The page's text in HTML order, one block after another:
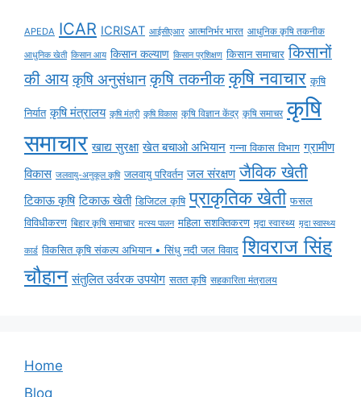
APEDA ICAR ICRISAT आईसीएआर आत्मनिर्भर भारत आधुनिक कृषि तकनीक
आधुनिक खेती किसान आय किसान कल्याण किसान प्रशिक्षण किसान समाचार किसानों
की आय कृषि अनुसंधान कृषि तकनीक कृषि नवाचार कृषि
निर्यात कृषि मंत्रालय कृषि मंत्री कृषि विकास कृषि विज्ञान केंद्र कृषि समाचर कृषि
समाचार खाद्य सुरक्षा खेत बचाओ अभियान गन्ना विकास विभाग ग्रामीण
विकास जलवायु-अनुकूल कृषि जलवायु परिवर्तन जल संरक्षण जैविक खेती
टिकाऊ कृषि टिकाऊ खेती डिजिटल कृषि प्राकृतिक खेती फसल
विविधीकरण बिहार कृषि समाचार मत्स्य पालन महिला सशक्तिकरण मृदा स्वास्थ्य मृदा स्वास्थ्य
कार्ड विकसित कृषि संकल्प अभियान • सिंधु नदी जल विवाद शिवराज सिंह
चौहान संतुलित उर्वरक उपयोग सतत कृषि सहकारिता मंत्रालय
Home
Blog